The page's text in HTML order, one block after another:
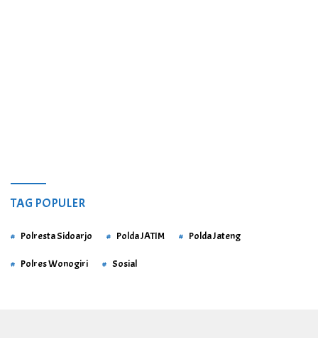
TAG POPULER
Polresta Sidoarjo Polda JATIM Polda Jateng
Polres Wonogiri Sosial